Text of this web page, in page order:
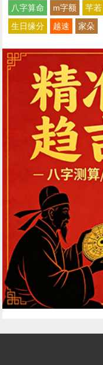
八字算命
m字额 芊若
生日缘分
越速 家朵